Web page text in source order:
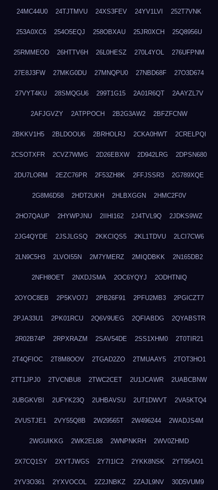
24MC44U0 24TJTMVU 24XS3FEV 24YV1LVI 252T7VNK
253A0XC6 254O5EQJ 258OBXAU 25JR0XCH 25Q8956U
25RMMEOD 26HTTV6H 26L0HESZ 270L4YOL 276UFPNM
27E8J3FW 27MKG0DU 27MNQPU0 27NBD68F 27O3D674
27VYT4KU 28SMQGU6 299T1G15 2A01R6QT 2AAYZL7V
2AFJGVZY 2ATPPOCH 2B2G3AW2 2BFZFCNW
2BKKV1H5 2BLDOOU6 2BRHOLRJ 2CKA0HWT 2CRELPQI
2CSOTXFR 2CVZ7WMG 2D26EBXW 2D942LRG 2DPSN680
2DU7LORM 2EZC76PR 2F53ZH8K 2FFJSSR3 2G789XQE
2G8M6D58 2HDT2UKH 2HLBXGGN 2HMC2F0V
2HO7QAUP 2HYWPJNU 2IIHI162 2J4TVL9Q 2JDKS9WZ
2JG4QYDE 2JSJLGSQ 2KKCIQS5 2KL1TDVU 2LCI7CW6
2LN9C5H3 2LVOI55N 2M7YMERZ 2MIQDBKK 2N165DB2
2NFH8OET 2NXDJSMA 2OC6YQYJ 2ODHTNIQ
2OYOC8EB 2P5KVO7J 2PB26F91 2PFU2MB3 2PGICZT7
2PJA33U1 2PK01RCU 2Q6V9UEG 2QFIABDG 2QYABSTR
2R02B74P 2RPXRAZM 2SAV54DE 2SS1XHM0 2T0TIR21
2T4QFIOC 2T8M8OOV 2TGAD2ZO 2TMUAAY5 2TOT3HO1
2TT1JPJ0 2TVCNBU8 2TWC2CET 2U1JCAWR 2UABCBNW
2UBGKVBI 2UFYK23Q 2UHBAVSU 2UT1DWVT 2VA5KTQ4
2VUSTJE1 2VY55Q8B 2W29565T 2W496244 2WADJS4M
2WGUIKKG 2WK2EL88 2WNPNKRH 2WV0ZHMD
2X7CQ1SY 2XYTJWGS 2Y7I1IC2 2YKK8NSK 2YT95AO1
2YV3O361 2YXVOCOL 2Z2JNBKZ 2ZAJL9NV 30D5VUM9